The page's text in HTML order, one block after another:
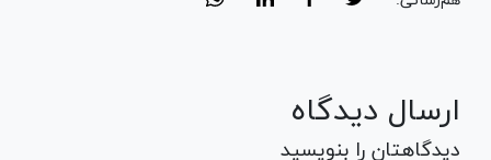
ارسال دیدگاه
دیدگاهتان را بنویسید